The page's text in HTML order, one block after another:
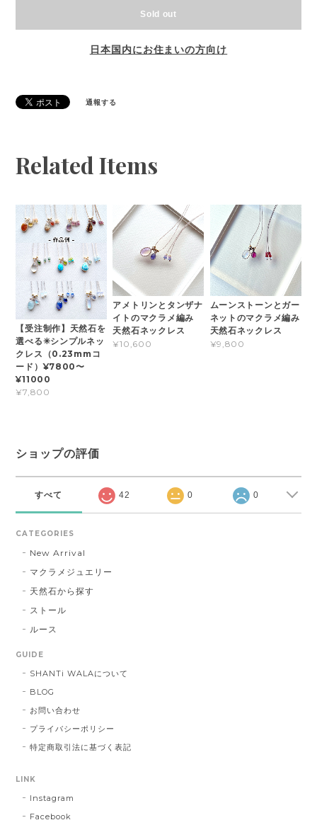
Sold out
日本国内にお住まいの方向け
通報する
Related Items
【受注制作】天然石を
選べる✳︎シンプルネッ
クレス（0.23mmコ
ード）¥7800〜
¥11000
¥7,800
アメトリンとタンザナ
イトのマクラメ編み
天然石ネックレス
¥10,600
ムーンストーンとガー
ネットのマクラメ編み
天然石ネックレス
¥9,800
ショップの評価
すべて 42 0 0
CATEGORIES
New Arrival
マクラメジュエリー
天然石から探す
ストール
ルース
GUIDE
SHANTi WALAについて
BLOG
お問い合わせ
プライバシーポリシー
特定商取引法に基づく表記
LINK
Instagram
Facebook